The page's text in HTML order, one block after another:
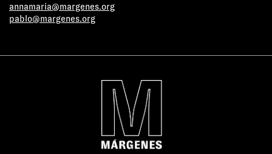
annamaria@margenes.org
pablo@margenes.org